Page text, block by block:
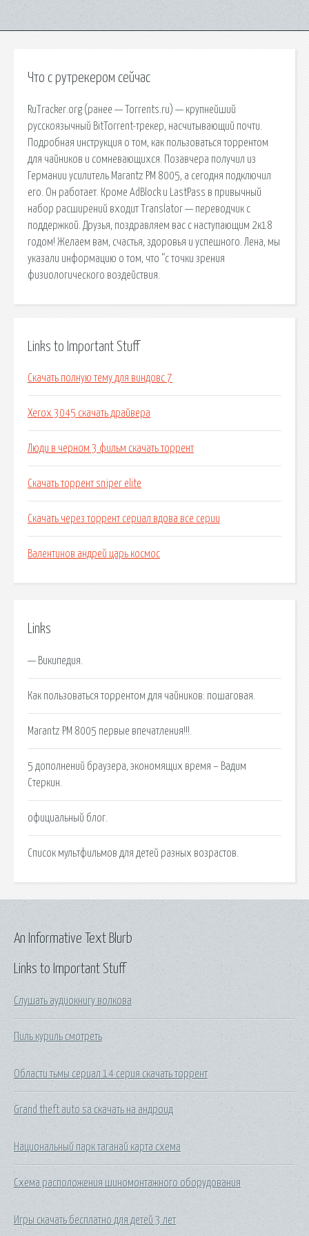
Что с рутрекером сейчас
RuTracker.org (ранее — Torrents.ru) — крупнейший
русскоязычный BitTorrent-трекер, насчитывающий почти.
Подробная инструкция о том, как пользоваться торрентом
для чайников и сомневающихся. Позавчера получил из
Германии усилитель Marantz PM 8005, а сегодня подключил
его. Он работает. Кроме AdBlock и LastPass в привычный
набор расширений входит Translator — переводчик с
поддержкой. Друзья, поздравляем вас с наступающим 2к18
годом! Желаем вам, счастья, здоровья и успешного. Лена, мы
указали информацию о том, что “с точки зрения
физиологического воздействия.
Links to Important Stuff
Скачать полную тему для виндовс 7
Xerox 3045 скачать драйвера
Люди в черном 3 фильм скачать торрент
Скачать торрент sniper elite
Скачать через торрент сериал вдова все серии
Валентинов андрей царь космос
Links
— Википедия.
Как пользоваться торрентом для чайников: пошаговая.
Marantz PM 8005 первые впечатления!!!.
5 дополнений браузера, экономящих время – Вадим
Стеркин.
официальный блог.
Список мультфильмов для детей разных возрастов.
Links to Important Stuff
Слушать аудиокнигу волкова
Пиль куриль смотреть
Области тьмы сериал 14 серия скачать торрент
Grand theft auto sa скачать на андроид
Национальный парк таганай карта схема
Схема расположения шиномонтажного оборудования
Игры скачать бесплатно для детей 3 лет
An Informative Text Blurb